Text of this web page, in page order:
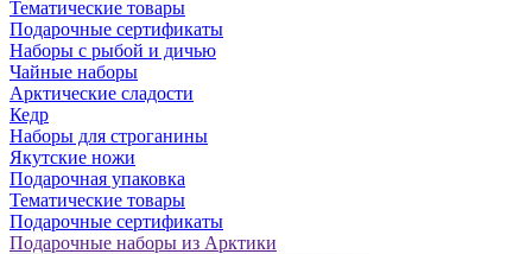
Тематические товары
Подарочные сертификаты
Наборы с рыбой и дичью
Чайные наборы
Арктические сладости
Кедр
Наборы для строганины
Якутские ножи
Подарочная упаковка
Тематические товары
Подарочные сертификаты
Подарочные наборы из Арктики